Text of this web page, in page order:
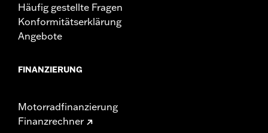
Häufig gestellte Fragen
Konformitätserklärung
Angebote
FINANZIERUNG
Motorradfinanzierung
Finanzrechner